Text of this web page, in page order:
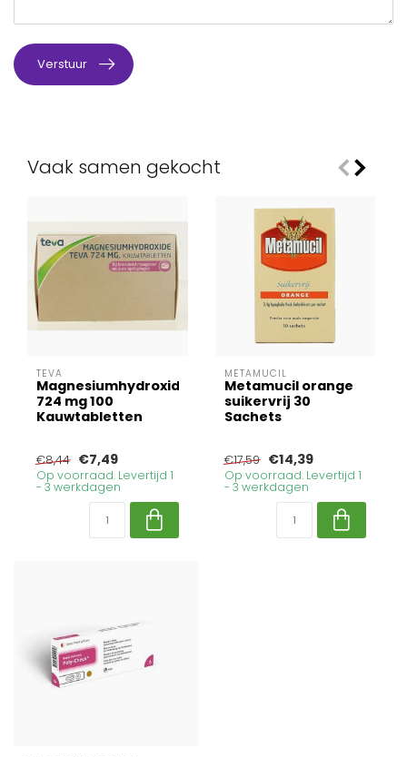
Verstuur
Vaak samen gekocht
TEVA
Magnesiumhydroxide
724 mg 100
Kauwtabletten
€8,44 €7,49
Op voorraad. Levertijd 1
- 3 werkdagen
METAMUCIL
Metamucil orange
suikervrij 30
Sachets
€17,59 €14,39
Op voorraad. Levertijd 1
- 3 werkdagen